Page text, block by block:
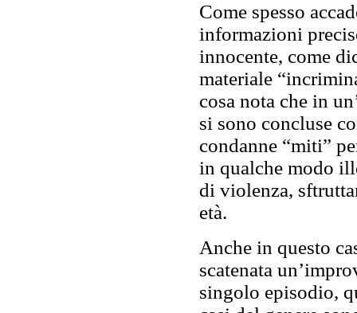
Come spesso
informazioni
innocente, come
materiale
cosa nota che in
si sono concluse
condanne “miti”
in qualche modo
di violenza,
età.
Anche in questo
scatenata
singolo episodio,